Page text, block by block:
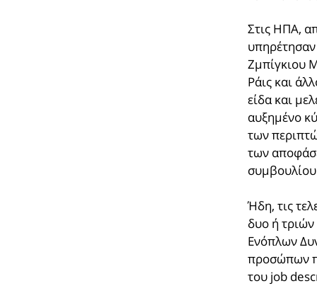
Στις ΗΠΑ,
Ζμπίγκιου
Ράις και
είδα και
αυξημένο
των
των
Ήδη, τις
δυο ή
Ενόπλων
προσώπων
του job